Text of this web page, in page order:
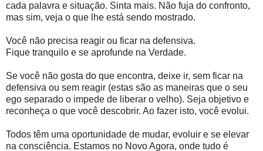
cada palavra e situação. Sinta mais. Não fuja do confronto,
mas sim, veja o que lhe está sendo mostrado.
Você não precisa reagir ou ficar na defensiva.
Fique tranquilo e se aprofunde na Verdade.
Se você não gosta do que encontra, deixe ir, sem ficar na
defensiva ou sem reagir (estas são as maneiras que o seu
ego separado o impede de liberar o velho). Seja objetivo e
reconheça o que você descobrir. Ao fazer isto, você evolui.
Todos têm uma oportunidade de mudar, evoluir e se elevar
na consciência. Estamos no Novo Agora, onde tudo é